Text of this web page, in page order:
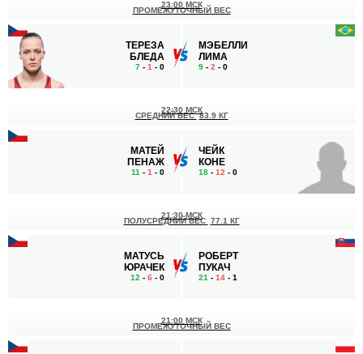
ТЕРЕЗА
БЛЕДА
7 - 1 - 0
23:00 МСК
ПРОМЕЖУТОЧНЫЙ ВЕС
МЭБЕЛЛИ
ЛИМА
9 - 2 - 0
МАТЕЙ
ПЕНАЖ
11 - 1 - 0
22:30 МСК
СРЕДНИЙ ВЕС 83.9 КГ
ЧЕЙК
КОНЕ
18 - 12 - 0
МАТУСЬ
ЮРАЧЕК
12 - 6 - 0
21:30 МСК
ПОЛУСРЕДНИЙ ВЕС 77.1 КГ
РОБЕРТ
ПУКАЧ
21 - 14 - 1
21:00 МСК
ПРОМЕЖУТОЧНЫЙ ВЕС